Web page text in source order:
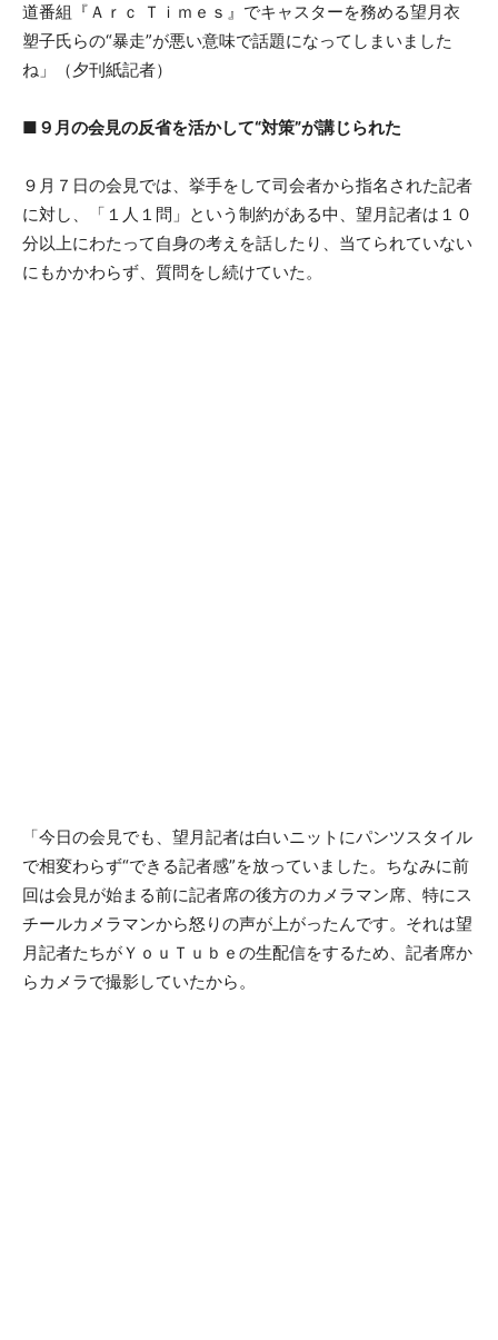
道番組『Ａｒｃ Ｔｉｍｅｓ』でキャスターを務める望月衣
塑子氏らの“暴走”が悪い意味で話題になってしまいました
ね」（夕刊紙記者）
■９月の会見の反省を活かして“対策”が講じられた
９月７日の会見では、挙手をして司会者から指名された記者
に対し、「１人１問」という制約がある中、望月記者は１０
分以上にわたって自身の考えを話したり、当てられていない
にもかかわらず、質問をし続けていた。
「今日の会見でも、望月記者は白いニットにパンツスタイル
で相変わらず“できる記者感”を放っていました。ちなみに前
回は会見が始まる前に記者席の後方のカメラマン席、特にス
チールカメラマンから怒りの声が上がったんです。それは望
月記者たちがＹｏｕＴｕｂｅの生配信をするため、記者席か
らカメラで撮影していたから。